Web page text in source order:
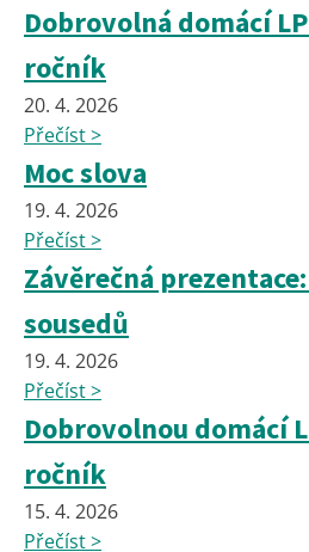
Dobrovolná domácí
ročník
20. 4. 2026
Přečíst >
Moc slova
19. 4. 2026
Přečíst >
Závěrečná
sousedů
19. 4. 2026
Přečíst >
Dobrovolnou domácí
ročník
15. 4. 2026
Přečíst >